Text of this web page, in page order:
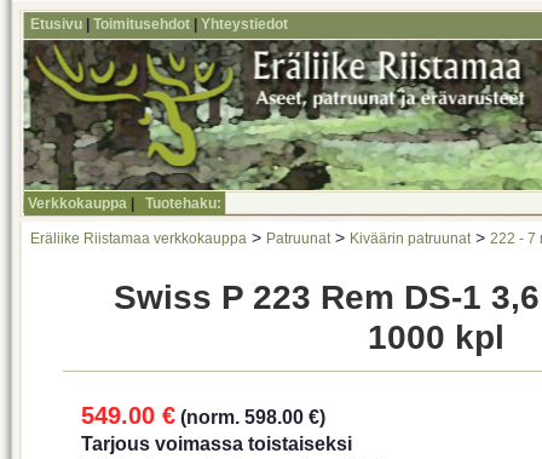
Etusivu Toimitusehdot Yhteystiedot
Verkkokauppa Tuotehaku:
Eräliike Riistamaa verkkokauppa > Patruunat > Kiväärin patruunat > 222 - 7
Swiss P 223 Rem DS-1
1000 kpl
549.00 € (norm. 598.00 €)
Tarjous voimassa toistaiseksi